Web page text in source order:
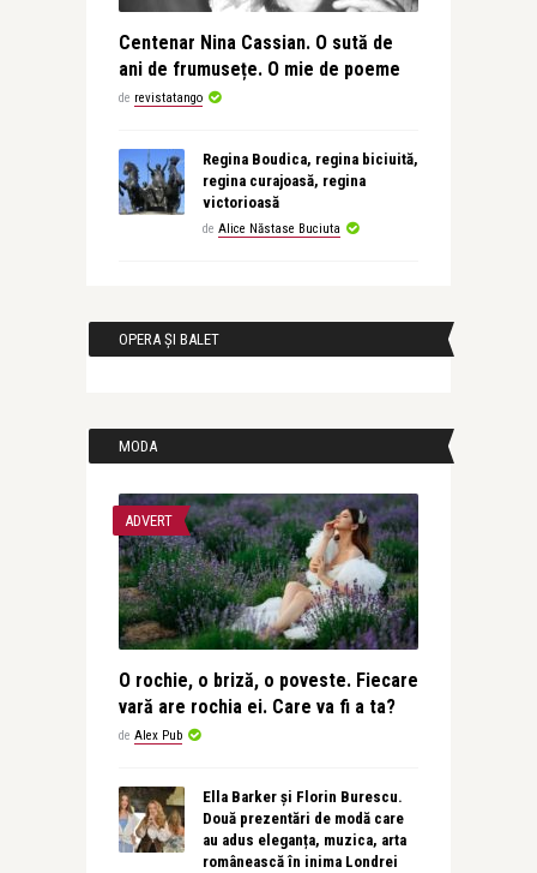
Centenar Nina Cassian. O sută de
ani de frumusețe. O mie de poeme
de revistatango
Regina Boudica, regina biciuită,
regina curajoasă, regina
victorioasă
de Alice Năstase Buciuta
OPERA ȘI BALET
MODA
ADVERT
O rochie, o briză, o poveste. Fiecare
vară are rochia ei. Care va fi a ta?
de Alex Pub
Ella Barker și Florin Burescu.
Două prezentări de modă care
au adus eleganța, muzica, arta
românească în inima Londrei